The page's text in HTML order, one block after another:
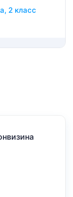
2 класс